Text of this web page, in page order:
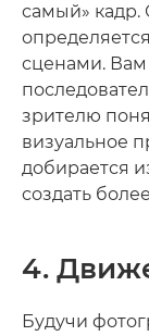
самый» кадр.
сценами. Вам
зрителю
визуальное
добирается
создать
4.
Будучи